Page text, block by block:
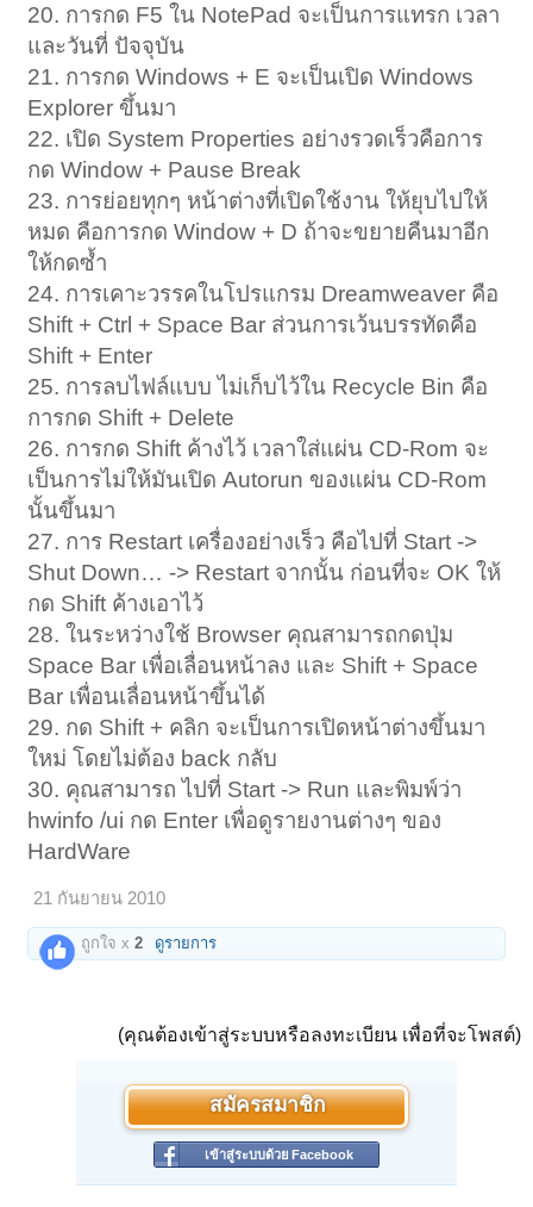
20. การกด F5 ใน NotePad จะเป็นการแทรก เวลา
และวันที่ ปัจจุบัน
21. การกด Windows + E จะเป็นเปิด Windows
Explorer ขึ้นมา
22. เปิด System Properties อย่างรวดเร็วคือการ
กด Window + Pause Break
23. การย่อยทุกๆ หน้าต่างที่เปิดใช้งาน ให้ยุบไปให้
หมด คือการกด Window + D ถ้าจะขยายคืนมาอีก
ให้กดซ้ำ
24. การเคาะวรรคในโปรแกรม Dreamweaver คือ
Shift + Ctrl + Space Bar ส่วนการเว้นบรรทัดคือ
Shift + Enter
25. การลบไฟล์แบบ ไม่เก็บไว้ใน Recycle Bin คือ
การกด Shift + Delete
26. การกด Shift ค้างไว้ เวลาใส่แผ่น CD-Rom จะ
เป็นการไม่ให้มันเปิด Autorun ของแผ่น CD-Rom
นั้นขึ้นมา
27. การ Restart เครื่องอย่างเร็ว คือไปที่ Start ->
Shut Down… -> Restart จากนั้น ก่อนที่จะ OK ให้
กด Shift ค้างเอาไว้
28. ในระหว่างใช้ Browser คุณสามารถกดปุ่ม
Space Bar เพื่อเลื่อนหน้าลง และ Shift + Space
Bar เพื่อนเลื่อนหน้าขึ้นได้
29. กด Shift + คลิก จะเป็นการเปิดหน้าต่างขึ้นมา
ใหม่ โดยไม่ต้อง back กลับ
30. คุณสามารถ ไปที่ Start -> Run และพิมพ์ว่า
hwinfo /ui กด Enter เพื่อดูรายงานต่างๆ ของ
HardWare
21 กันยายน 2010
ถูกใจ x2 ดูรายการ
(คุณต้องเข้าสู่ระบบหรือลงทะเบียน เพื่อที่จะโพสต์)
สมัครสมาชิก
เข้าสู่ระบบด้วย Facebook